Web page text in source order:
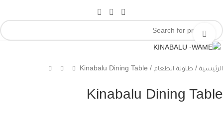
Click to enlarge
الرئيسية طاولة الطعام Kinabalu Dining Table
Kinabalu Dining Table